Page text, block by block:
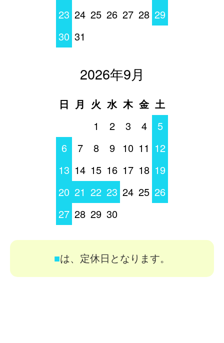
23 24 25 26 27 28 29
30 31
2026年9月
日 月 火 水 木 金 土
1
2 3 4
5
6
7 8 9 10 11 12
13 14 15 16 17 18 19
20 21 22 23 24 25 26
27 28 29 30
■は、定休日となります。